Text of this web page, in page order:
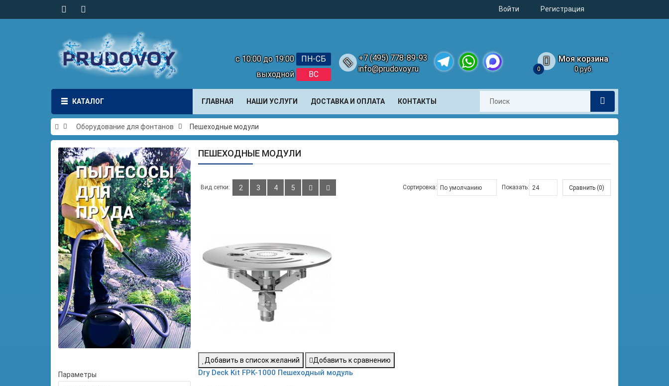
Войти Регистрация
с 10:00 до 19:00
ПН-СБ
выходной
ВС
+7 (495) 778-89-93
info@prudovoy.ru
Моя корзина
0 0 руб.
КАТАЛОГ ГЛАВНАЯ НАШИ УСЛУГИ ДОСТАВКА И ОПЛАТА КОНТАКТЫ
Оборудование для фонтанов Пешеходные модули
Параметры
ПЕШЕХОДНЫЕ МОДУЛИ
Вид сетки: 2 3 4 5 Сортировка: Показать: Сравнить (0)
Добавить в список желаний Добавить к сравнению
Dry Deck Kit FPK-1000 Пешеходный модуль